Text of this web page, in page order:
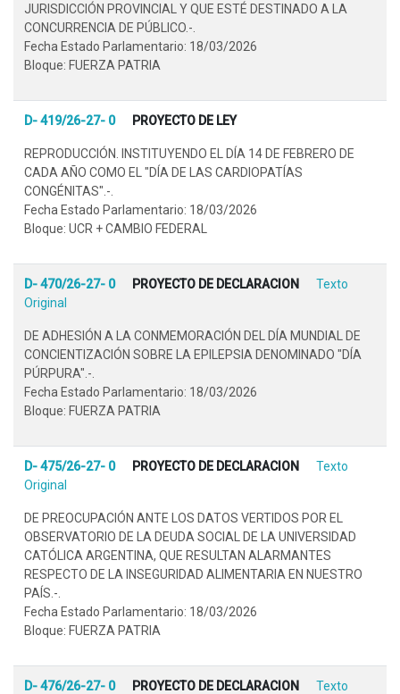
JURISDICCIÓN PROVINCIAL Y QUE ESTÉ DESTINADO A LA
CONCURRENCIA DE PÚBLICO.-.
Fecha Estado Parlamentario: 18/03/2026
Bloque: FUERZA PATRIA
D- 419/26-27- 0 PROYECTO DE LEY
REPRODUCCIÓN. INSTITUYENDO EL DÍA 14 DE FEBRERO DE
CADA AÑO COMO EL "DÍA DE LAS CARDIOPATÍAS
CONGÉNITAS".-.
Fecha Estado Parlamentario: 18/03/2026
Bloque: UCR + CAMBIO FEDERAL
D- 470/26-27- 0 PROYECTO DE DECLARACION
Texto
Original
DE ADHESIÓN A LA CONMEMORACIÓN DEL DÍA MUNDIAL DE
CONCIENTIZACIÓN SOBRE LA EPILEPSIA DENOMINADO "DÍA
PÚRPURA".-.
Fecha Estado Parlamentario: 18/03/2026
Bloque: FUERZA PATRIA
D- 475/26-27- 0 PROYECTO DE DECLARACION
Texto
Original
DE PREOCUPACIÓN ANTE LOS DATOS VERTIDOS POR EL
OBSERVATORIO DE LA DEUDA SOCIAL DE LA UNIVERSIDAD
CATÓLICA ARGENTINA, QUE RESULTAN ALARMANTES
RESPECTO DE LA INSEGURIDAD ALIMENTARIA EN NUESTRO
PAÍS.-.
Fecha Estado Parlamentario: 18/03/2026
Bloque: FUERZA PATRIA
D- 476/26-27- 0 PROYECTO DE DECLARACION
Texto